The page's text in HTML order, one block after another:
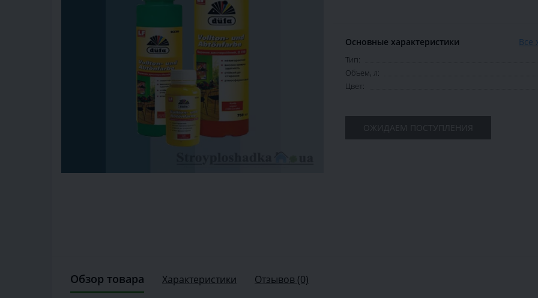
Основные характеристики Все
Тип:
Объем, л:
Цвет:
ОЖИДАЕМ ПОСТУПЛЕНИЯ
Обзор товара Характеристики Отзывов (0)